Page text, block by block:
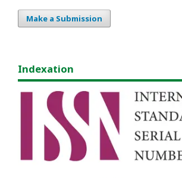
Make a Submission
Indexation